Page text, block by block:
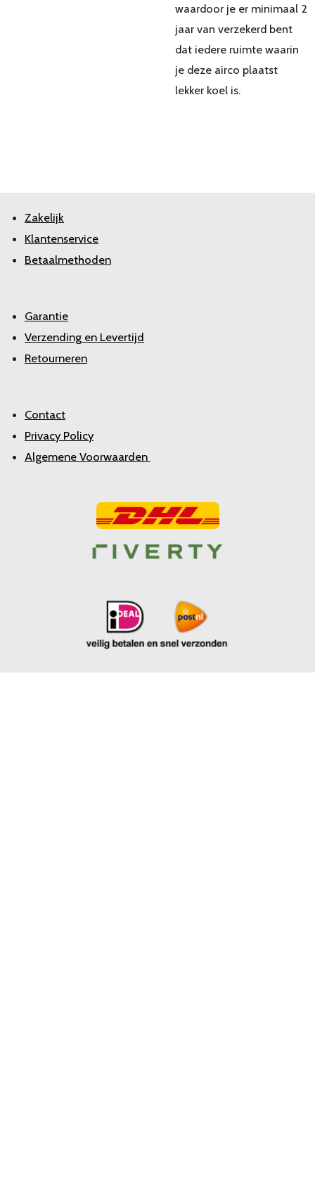
waardoor je er minimaal 2
jaar van verzekerd bent
dat iedere ruimte waarin
je deze airco plaatst
lekker koel is.
Zakelijk
Klantenservice
Betaalmethoden
Garantie
Verzending en Levertijd
Retourneren
Contact
Privacy Policy
Algemene Voorwaarden